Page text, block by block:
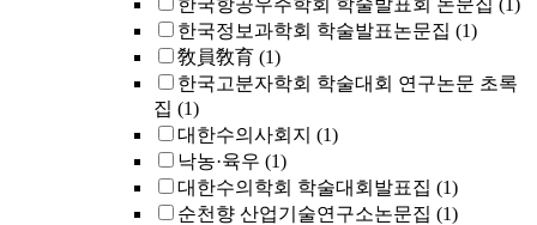
한국항공우주학회 학술발표회 논문집 (1)
한국정보과학회 학술발표논문집 (1)
敎員敎育 (1)
한국고분자학회 학술대회 연구논문 초록
집 (1)
대한수의사회지 (1)
낙농·육우 (1)
대한수의학회 학술대회발표집 (1)
순천향 산업기술연구소논문집 (1)